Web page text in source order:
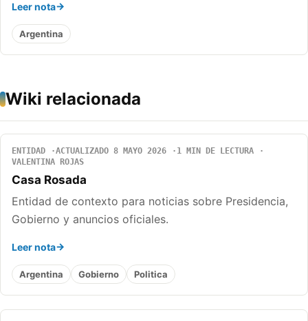
Leer nota
Argentina
Wiki relacionada
ENTIDAD ACTUALIZADO 8 MAYO 2026
1 MIN DE LECTURA
VALENTINA ROJAS
Casa Rosada
Entidad de contexto para noticias sobre Presidencia,
Gobierno y anuncios oficiales.
Leer nota
Argentina Gobierno Politica